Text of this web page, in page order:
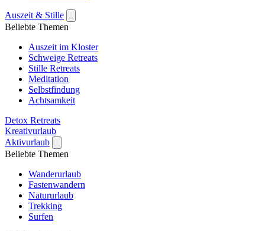
Auszeit & Stille
Beliebte Themen
Auszeit im Kloster
Schweige Retreats
Stille Retreats
Meditation
Selbstfindung
Achtsamkeit
Detox Retreats
Kreativurlaub
Aktivurlaub
Beliebte Themen
Wanderurlaub
Fastenwandern
Natururlaub
Trekking
Surfen